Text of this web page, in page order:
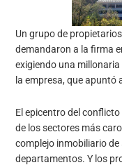
Un grupo de
demandaron a la firma
exigiendo una
la empresa, que apuntó
El epicentro del
de los sectores más
complejo inmobiliario
departamentos. Y los